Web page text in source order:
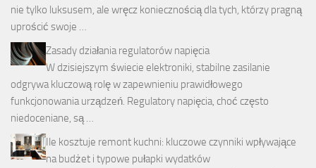
nie tylko luksusem, ale wręcz koniecznością dla tych, którzy pragną
uprościć swoje …
Zasady działania regulatorów napięcia
W dzisiejszym świecie elektroniki, stabilne zasilanie
odgrywa kluczową rolę w zapewnieniu prawidłowego
funkcjonowania urządzeń. Regulatory napięcia, choć często
niedoceniane, są …
Ile kosztuje remont kuchni: kluczowe czynniki wpływające
na budżet i typowe pułapki wydatków